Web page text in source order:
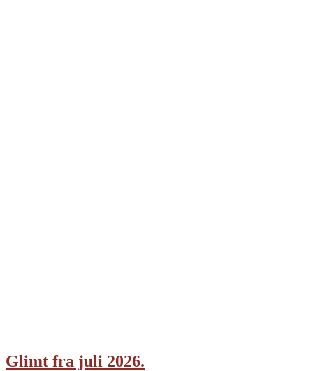
Glimt fra juli 2026.